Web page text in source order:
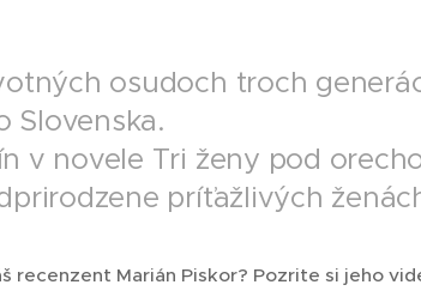
osudoch troch
Slovenska.
v novele Tri ženy pod
príťažlivých
recenzent Marián Piskor? Pozrite si jeho